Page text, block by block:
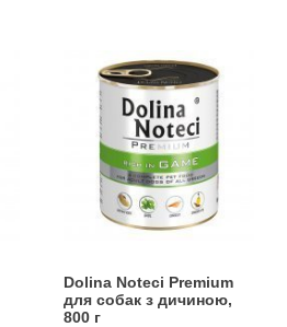
Dolina Noteci Premium
для собак з дичиною,
800 г